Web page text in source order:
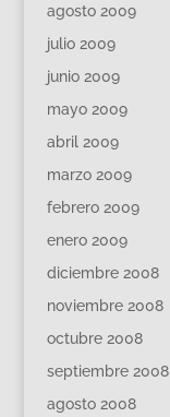
agosto 2009
julio 2009
junio 2009
mayo 2009
abril 2009
marzo 2009
febrero 2009
enero 2009
diciembre 2008
noviembre 2008
octubre 2008
septiembre 2008
agosto 2008